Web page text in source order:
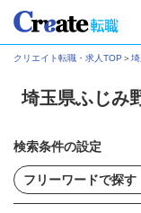
クリエイト転職・求人TOP ＞
埼玉県ふじみ
検索条件の設定